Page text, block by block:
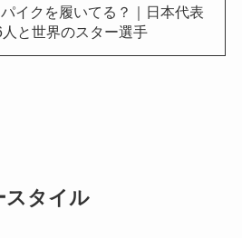
イクを履いてる？｜日本代表
人と世界のスター選手
スタイル